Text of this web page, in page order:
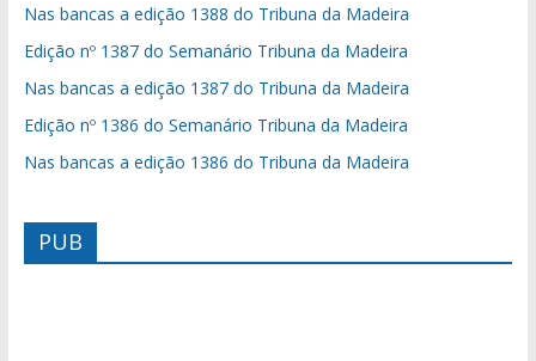
Nas bancas a edição 1388 do Tribuna da Madeira
Edição nº 1387 do Semanário Tribuna da Madeira
Nas bancas a edição 1387 do Tribuna da Madeira
Edição nº 1386 do Semanário Tribuna da Madeira
Nas bancas a edição 1386 do Tribuna da Madeira
PUB